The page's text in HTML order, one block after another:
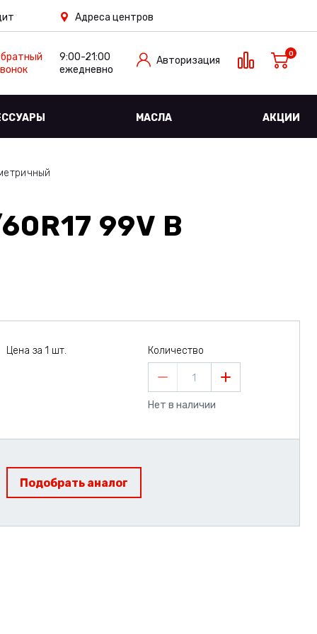
Адреса центров
9:00-21:00
ежедневно
Авторизация
0
МАСЛА АКЦИИ
99V В
Цена за 1 шт. Количество
1
Нет в наличии
Подобрать аналог